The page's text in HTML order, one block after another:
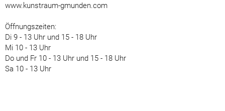
www.kunstraum-gmunden.com
Öffnungszeiten:
Di 9 - 13 Uhr und 15 - 18 Uhr
Mi 10 - 13 Uhr
Do und Fr 10 - 13 Uhr und 15 - 18 Uhr
Sa 10 - 13 Uhr